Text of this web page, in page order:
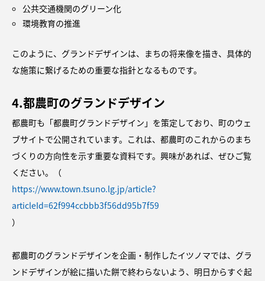
公共交通機関のグリーン化
環境教育の推進
このように、グランドデザインは、まちの将来像を描き、具体的
な施策に繋げるための重要な指針となるものです。
4.都農町のグランドデザイン
都農町も「都農町グランドデザイン」を策定しており、町のウェ
ブサイトで公開されています。これは、都農町のこれからのまち
づくりの方向性を示す重要な資料です。興味があれば、ぜひご覧
ください。（
https://www.town.tsuno.lg.jp/article?
articleId=62f994ccbbb3f56dd95b7f59
）
都農町のグランドデザインを企画・制作したイツノマでは、グラ
ンドデザインが絵に描いた餅で終わらないよう、明日からすぐ起